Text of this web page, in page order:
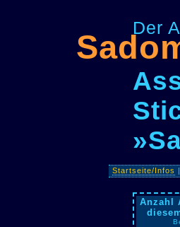
Der
Startseite/Infos
Anzahl